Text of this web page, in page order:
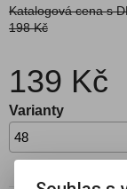
Katalogová cena s
198 Kč
139 Kč
Varianty